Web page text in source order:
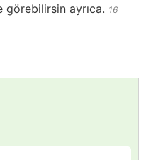
ayrıca. 16